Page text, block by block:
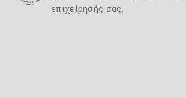
επιχείρησής σας.